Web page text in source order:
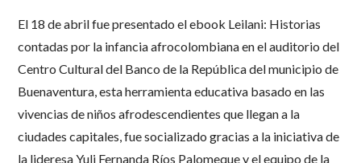
El 18 de abril fue presentado el ebook Leilani: Historias
contadas por la infancia afrocolombiana en el auditorio del
Centro Cultural del Banco de la República del municipio de
Buenaventura, esta herramienta educativa basado en las
vivencias de niños afrodescendientes que llegan a la
ciudades capitales, fue socializado gracias a la iniciativa de
la lideresa Yuli Fernanda Ríos Palomeque y el equipo de la